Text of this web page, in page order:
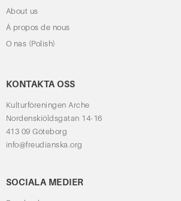
About us
À propos de nous
O nas (Polish)
KONTAKTA OSS
Kulturföreningen Arche
Nordenskiöldsgatan 14-16
413 09 Göteborg
info@freudianska.org
SOCIALA MEDIER